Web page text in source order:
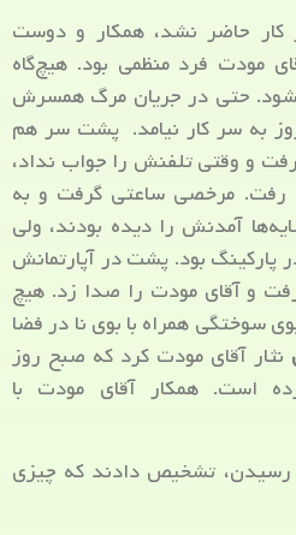
حاضر نشد، همکار و دوست
مودت فرد منظمی بود. هیچ‌گاه
حتی در جریان مرگ همسرش
به سر کار نیامد. پشت سر هم
و وقتی تلفنش را جواب نداد،
رفت. مرخصی ساعتی گرفت و به
آمدنش را دیده بودند، ولی
بود. پشت در آپارتمانش
و آقای مودت را صدا زد. هیچ
سوختگی همراه با بوی نا در فضا
نثار آقای مودت کرد که صبح روز
است. همکار آقای مودت با
تشخیص دادند که چیزی